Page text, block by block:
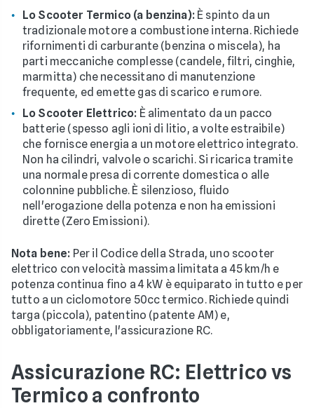
Lo Scooter Termico (a benzina):È spinto da un
tradizionale motore a combustione interna. Richiede
rifornimenti di carburante (benzina o miscela), ha
parti meccaniche complesse (candele, filtri, cinghie,
marmitta) che necessitano di manutenzione
frequente, ed emette gas di scarico e rumore.
Lo Scooter Elettrico: È alimentato da un pacco
batterie (spesso agli ioni di litio, a volte estraibile)
che fornisce energia a un motore elettrico integrato.
Non ha cilindri, valvole o scarichi. Si ricarica tramite
una normale presa di corrente domestica o alle
colonnine pubbliche. È silenzioso, fluido
nell'erogazione della potenza e non ha emissioni
dirette (Zero Emissioni).
Nota bene: Per il Codice della Strada, uno scooter
elettrico con velocità massima limitata a 45 km/h e
potenza continua fino a 4 kW è equiparato in tutto e per
tutto a un ciclomotore 50cc termico. Richiede quindi
targa (piccola), patentino (patente AM) e,
obbligatoriamente, l'assicurazione RC.
Assicurazione RC: Elettrico vs
Termico a confronto